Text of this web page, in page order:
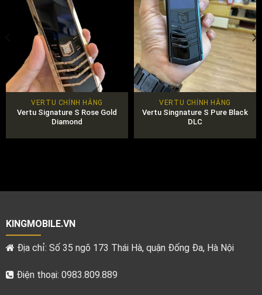
VERTU CHÍNH HÃNG
Vertu Signature S Rose Gold
Diamond
VERTU CHÍNH HÃNG
Vertu Singnature S Pure Black
DLC
KINGMOBILE.VN
Địa chỉ: Số 35 ngõ 173 Thái Hà, quận Đống Đa, Hà Nội
Điện thoại: 0983.809.889